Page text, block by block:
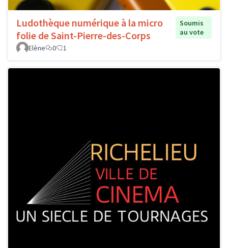
Ludothèque numérique à la micro
folie de Saint-Pierre-des-Corps
Soumis
au vote
Elène
0 1